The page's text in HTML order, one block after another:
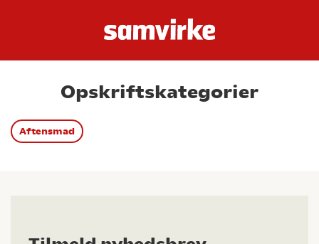
Opskriftskategorier
Aftensmad